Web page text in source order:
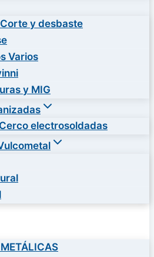
y desbaste
Varios
y MIG
electrosoldadas